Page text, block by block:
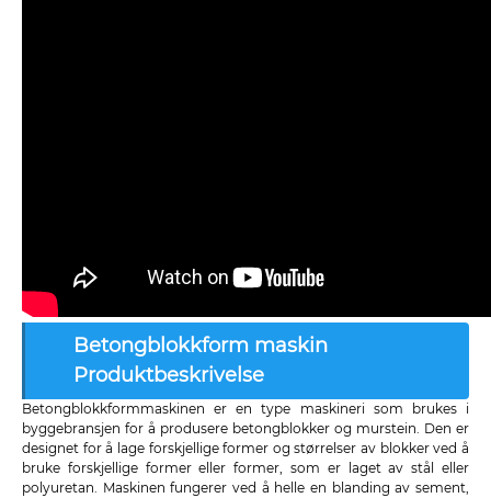
Betongblokkform maskin
Produktbeskrivelse
Betongblokkformmaskinen er en type maskineri som brukes i
byggebransjen for å produsere betongblokker og murstein. Den er
designet for å lage forskjellige former og størrelser av blokker ved å
bruke forskjellige former eller former, som er laget av stål eller
polyuretan. Maskinen fungerer ved å helle en blanding av sement,